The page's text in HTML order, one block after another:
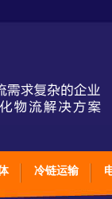
冷链运输